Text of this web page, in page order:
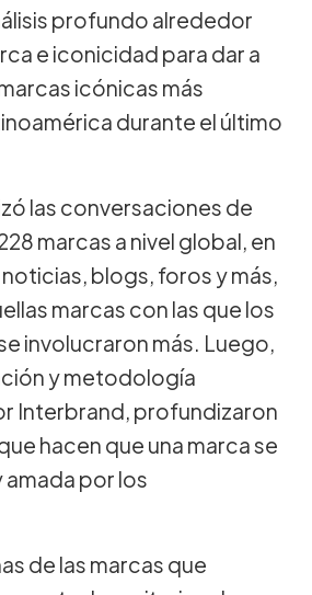
profundo alrededor
e iconicidad para dar a
icónicas más
durante el último
las conversaciones de
marcas a nivel global, en
blogs, foros y más,
marcas con las que los
involucraron más. Luego,
y metodología
Interbrand, profundizaron
hacen que una marca se
amada por los
de las marcas que